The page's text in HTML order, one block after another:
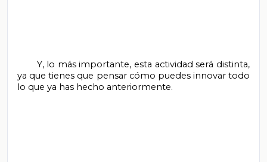
ya que tienes que pensar cómo puedes innovar todo
lo que ya has hecho anteriormente.